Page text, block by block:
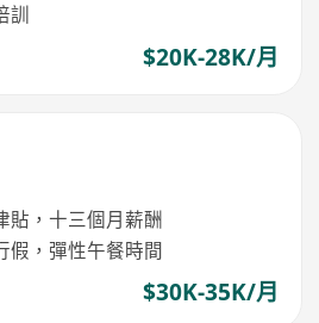
訓
$20K-28K/月
貼，十三個月薪酬
假，彈性午餐時間
$30K-35K/月